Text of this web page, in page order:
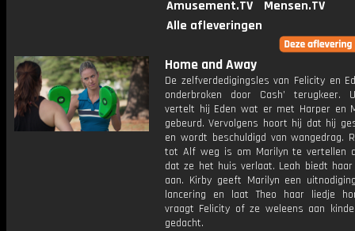
Amusement.TV
Mensen.TV
Alle afleveringen
Home and Away
De zelfverdedigingsles van Felicity en
onderbroken door Cash’ terugkeer.
vertelt hij Eden wat er met Harper en
gebeurd. Vervolgens hoort hij dat hij
en wordt beschuldigd van wangedrag.
tot Alf weg is om Marilyn te vertellen
dat ze het huis verlaat. Leah biedt haar
aan. Kirby geeft Marilyn een
lancering en laat Theo haar liedje
vraagt Felicity of ze weleens aan
gedacht.